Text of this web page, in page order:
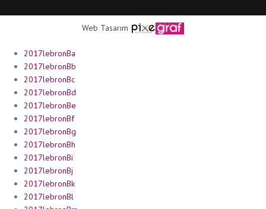
Web Tasarım
2017lebronBa
2017lebronBb
2017lebronBc
2017lebronBd
2017lebronBe
2017lebronBf
2017lebronBg
2017lebronBh
2017lebronBi
2017lebronBj
2017lebronBk
2017lebronBl